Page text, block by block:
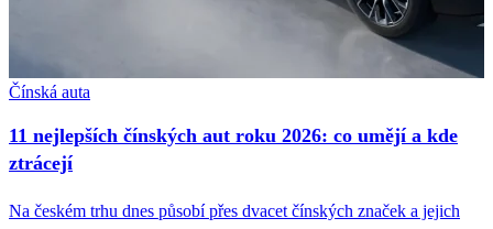
Čínská auta
11 nejlepších čínských aut roku 2026: co umějí a kde
ztrácejí
Na českém trhu dnes působí přes dvacet čínských značek a jejich